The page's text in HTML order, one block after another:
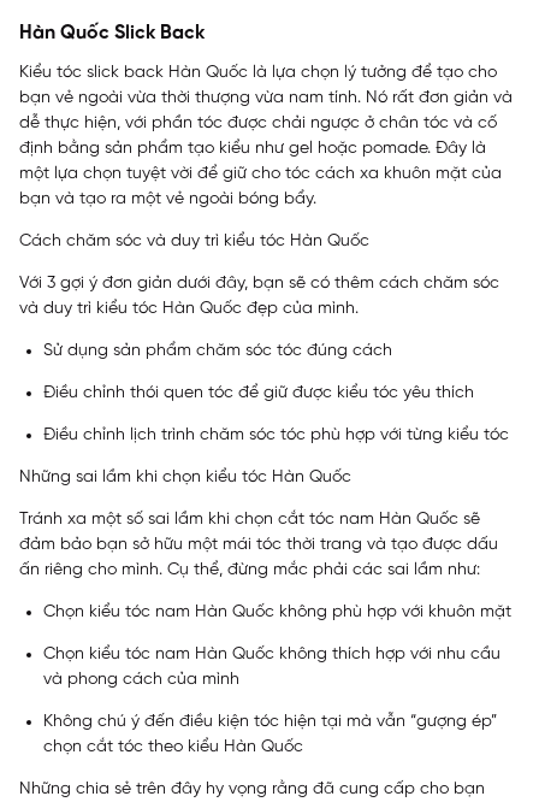
Hàn Quốc Slick Back
Kiểu tóc slick back Hàn Quốc là lựa chọn lý tưởng để tạo cho
bạn vẻ ngoài vừa thời thượng vừa nam tính. Nó rất đơn giản và
dễ thực hiện, với phần tóc được chải ngược ở chân tóc và cố
định bằng sản phẩm tạo kiểu như gel hoặc pomade. Đây là
một lựa chọn tuyệt vời để giữ cho tóc cách xa khuôn mặt của
bạn và tạo ra một vẻ ngoài bóng bẩy.
Cách chăm sóc và duy trì kiểu tóc Hàn Quốc
Với 3 gợi ý đơn giản dưới đây, bạn sẽ có thêm cách chăm sóc
và duy trì kiểu tóc Hàn Quốc đẹp của mình.
Sử dụng sản phẩm chăm sóc tóc đúng cách
Điều chỉnh thói quen tóc để giữ được kiểu tóc yêu thích
Điều chỉnh lịch trình chăm sóc tóc phù hợp với từng kiểu tóc
Những sai lầm khi chọn kiểu tóc Hàn Quốc
Tránh xa một số sai lầm khi chọn cắt tóc nam Hàn Quốc sẽ
đảm bảo bạn sở hữu một mái tóc thời trang và tạo được dấu
ấn riêng cho mình. Cụ thể, đừng mắc phải các sai lầm như:
Chọn kiểu tóc nam Hàn Quốc không phù hợp với khuôn mặt
Chọn kiểu tóc nam Hàn Quốc không thích hợp với nhu cầu
và phong cách của mình
Không chú ý đến điều kiện tóc hiện tại mà vẫn “gượng ép”
chọn cắt tóc theo kiểu Hàn Quốc
Những chia sẻ trên đây hy vọng rằng đã cung cấp cho bạn